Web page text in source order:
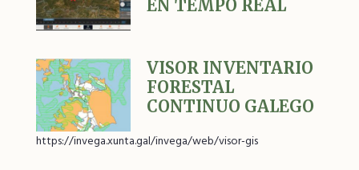
EN TEMPO REAL
VISOR INVENTARIO
FORESTAL
CONTINUO GALEGO
https://invega.xunta.gal/invega/web/visor-gis